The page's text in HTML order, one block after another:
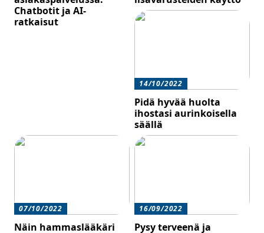
Chatbotit ja AI-
ratkaisut
14/10/2022
Pidä hyvää huolta
ihostasi aurinkoisella
säällä
07/10/2022
Näin hammaslääkäri
16/09/2022
Pysy terveenä ja